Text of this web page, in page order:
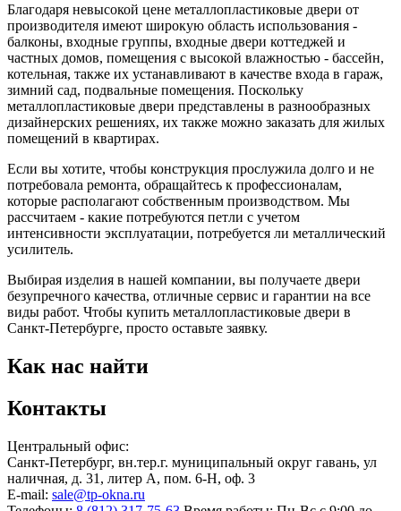
Благодаря невысокой цене металлопластиковые двери от
производителя имеют широкую область использования -
балконы, входные группы, входные двери коттеджей и
частных домов, помещения с высокой влажностью - бассейн,
котельная, также их устанавливают в качестве входа в гараж,
зимний сад, подвальные помещения. Поскольку
металлопластиковые двери представлены в разнообразных
дизайнерских решениях, их также можно заказать для жилых
помещений в квартирах.
Если вы хотите, чтобы конструкция прослужила долго и не
потребовала ремонта, обращайтесь к профессионалам,
которые располагают собственным производством. Мы
рассчитаем - какие потребуются петли с учетом
интенсивности эксплуатации, потребуется ли металлический
усилитель.
Выбирая изделия в нашей компании, вы получаете двери
безупречного качества, отличные сервис и гарантии на все
виды работ. Чтобы купить металлопластиковые двери в
Санкт-Петербурге, просто оставьте заявку.
Как нас найти
Контакты
Центральный офис:
Санкт-Петербург, вн.тер.г. муниципальный округ гавань, ул
наличная, д. 31, литер А, пом. 6-Н, оф. 3
E-mail: sale@tp-okna.ru